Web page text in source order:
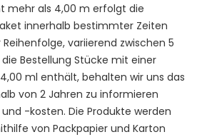
mehr als 4,00 m erfolgt die
innerhalb bestimmter Zeiten
variierend zwischen 5
die Bestellung Stücke mit einer
ml enthält, behalten wir uns das
von 2 Jahren zu informieren
-kosten. Die Produkte werden
von Packpapier und Karton